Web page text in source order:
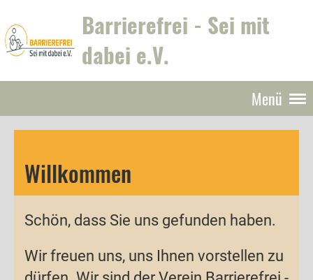
Barrierefrei - Sei mit
dabei e.V.
Menü
Willkommen
Schön, dass Sie uns gefunden haben.
Wir freuen uns, uns Ihnen vorstellen zu